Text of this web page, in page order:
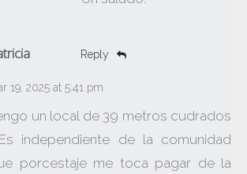
Reply
19, 2025 at 5:41 pm
un local de 39 metros cudrados
independiente de la comunidad
porcestaje me toca pagar de la